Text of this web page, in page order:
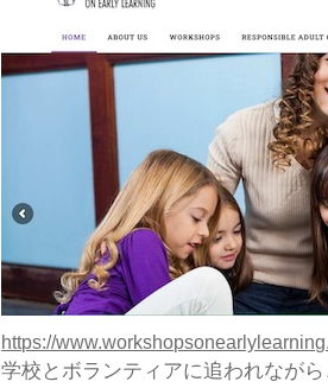
https://
学校とボランティアに追われなが